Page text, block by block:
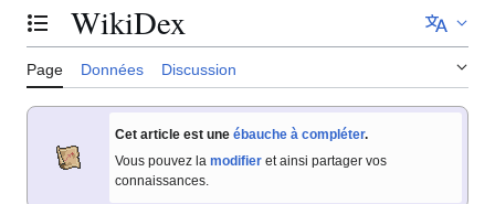
Basculer la table des matières
WikiDex
Page Données Discussion
Cet article est une ébauche à compléter.
Vous pouvez la modifier et ainsi partager vos
connaissances.